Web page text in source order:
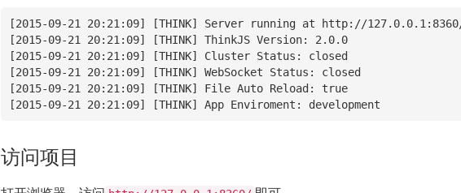
[2015-09-21 20:21:09] [THINK] Server running at http://
[2015-09-21 20:21:09] [THINK] ThinkJS Version: 2.0.0
[2015-09-21 20:21:09] [THINK] Cluster Status: closed
[2015-09-21 20:21:09] [THINK] WebSocket Status: closed
[2015-09-21 20:21:09] [THINK] File Auto Reload: true
[2015-09-21 20:21:09] [THINK] App Enviroment: development
访问项目